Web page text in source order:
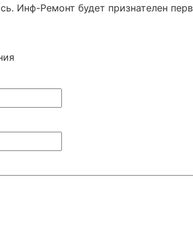
Инф-Ремонт будет признателен